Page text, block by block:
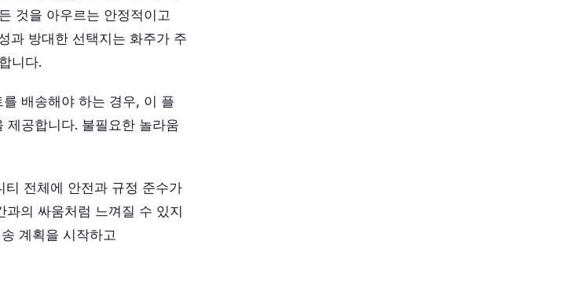
것을 아우르는 안정적이고
과 방대한 선택지는 화주가 주
니다.
배송해야 하는 경우, 이 플
제공합니다. 불필요한 놀라움
전체에 안전과 규정 준수가
의 싸움처럼 느껴질 수 있지
계획을 시작하고